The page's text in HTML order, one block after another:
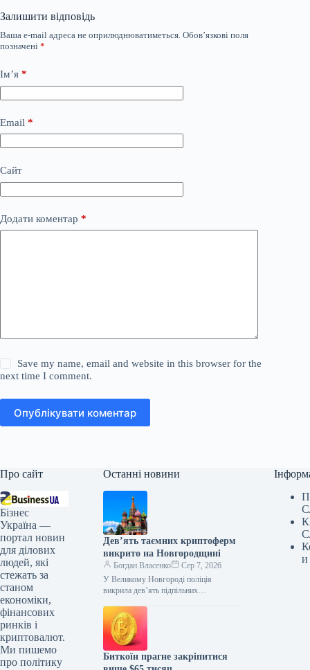
Залишити відповідь
Ваша e-mail адреса не оприлюднюватиметься. Обов’язкові поля
позначені *
Ім’я *
Email *
Сайт
Додати коментар *
Save my name, email and website in this browser for the
next time I comment.
Опублікувати коментар
Про сайт
Бізнес
Україна —
портал новин
для ділових
людей, які
стежать за
станом
економіки,
фінансових
ринків і
криптовалют.
Ми пишемо
про політику
Останні новини
Дев’ять таємних криптоферм
викрито на Новгородщині
Богдан Власенко
Сер 7, 2026
У Великому Новгороді поліція
викрила дев’ять підпільних
слідства, їх організували четверо
місцевих жителів, які незаконно
під’єднали
Биткоїн прагне закріпитися
и